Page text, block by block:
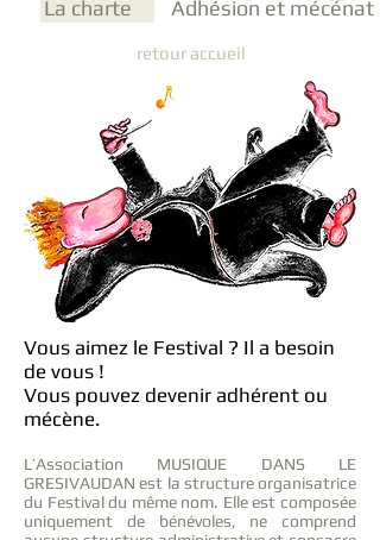
La charte Adhésion et mécénat
retour accueil
Vous aimez le Festival ? Il a besoin
de vous !
Vous pouvez devenir adhérent ou
mécène.
L’Association MUSIQUE DANS LE
GRESIVAUDAN est la structure organisatrice
du Festival du même nom. Elle est composée
uniquement de bénévoles, ne comprend